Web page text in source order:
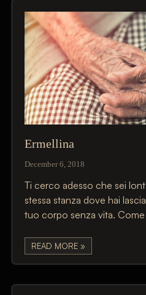
Ermellina
December 6, 2018
Ti cerco adesso che sei
stessa stanza dove hai
tuo corpo senza vita. Come
READ MORE »